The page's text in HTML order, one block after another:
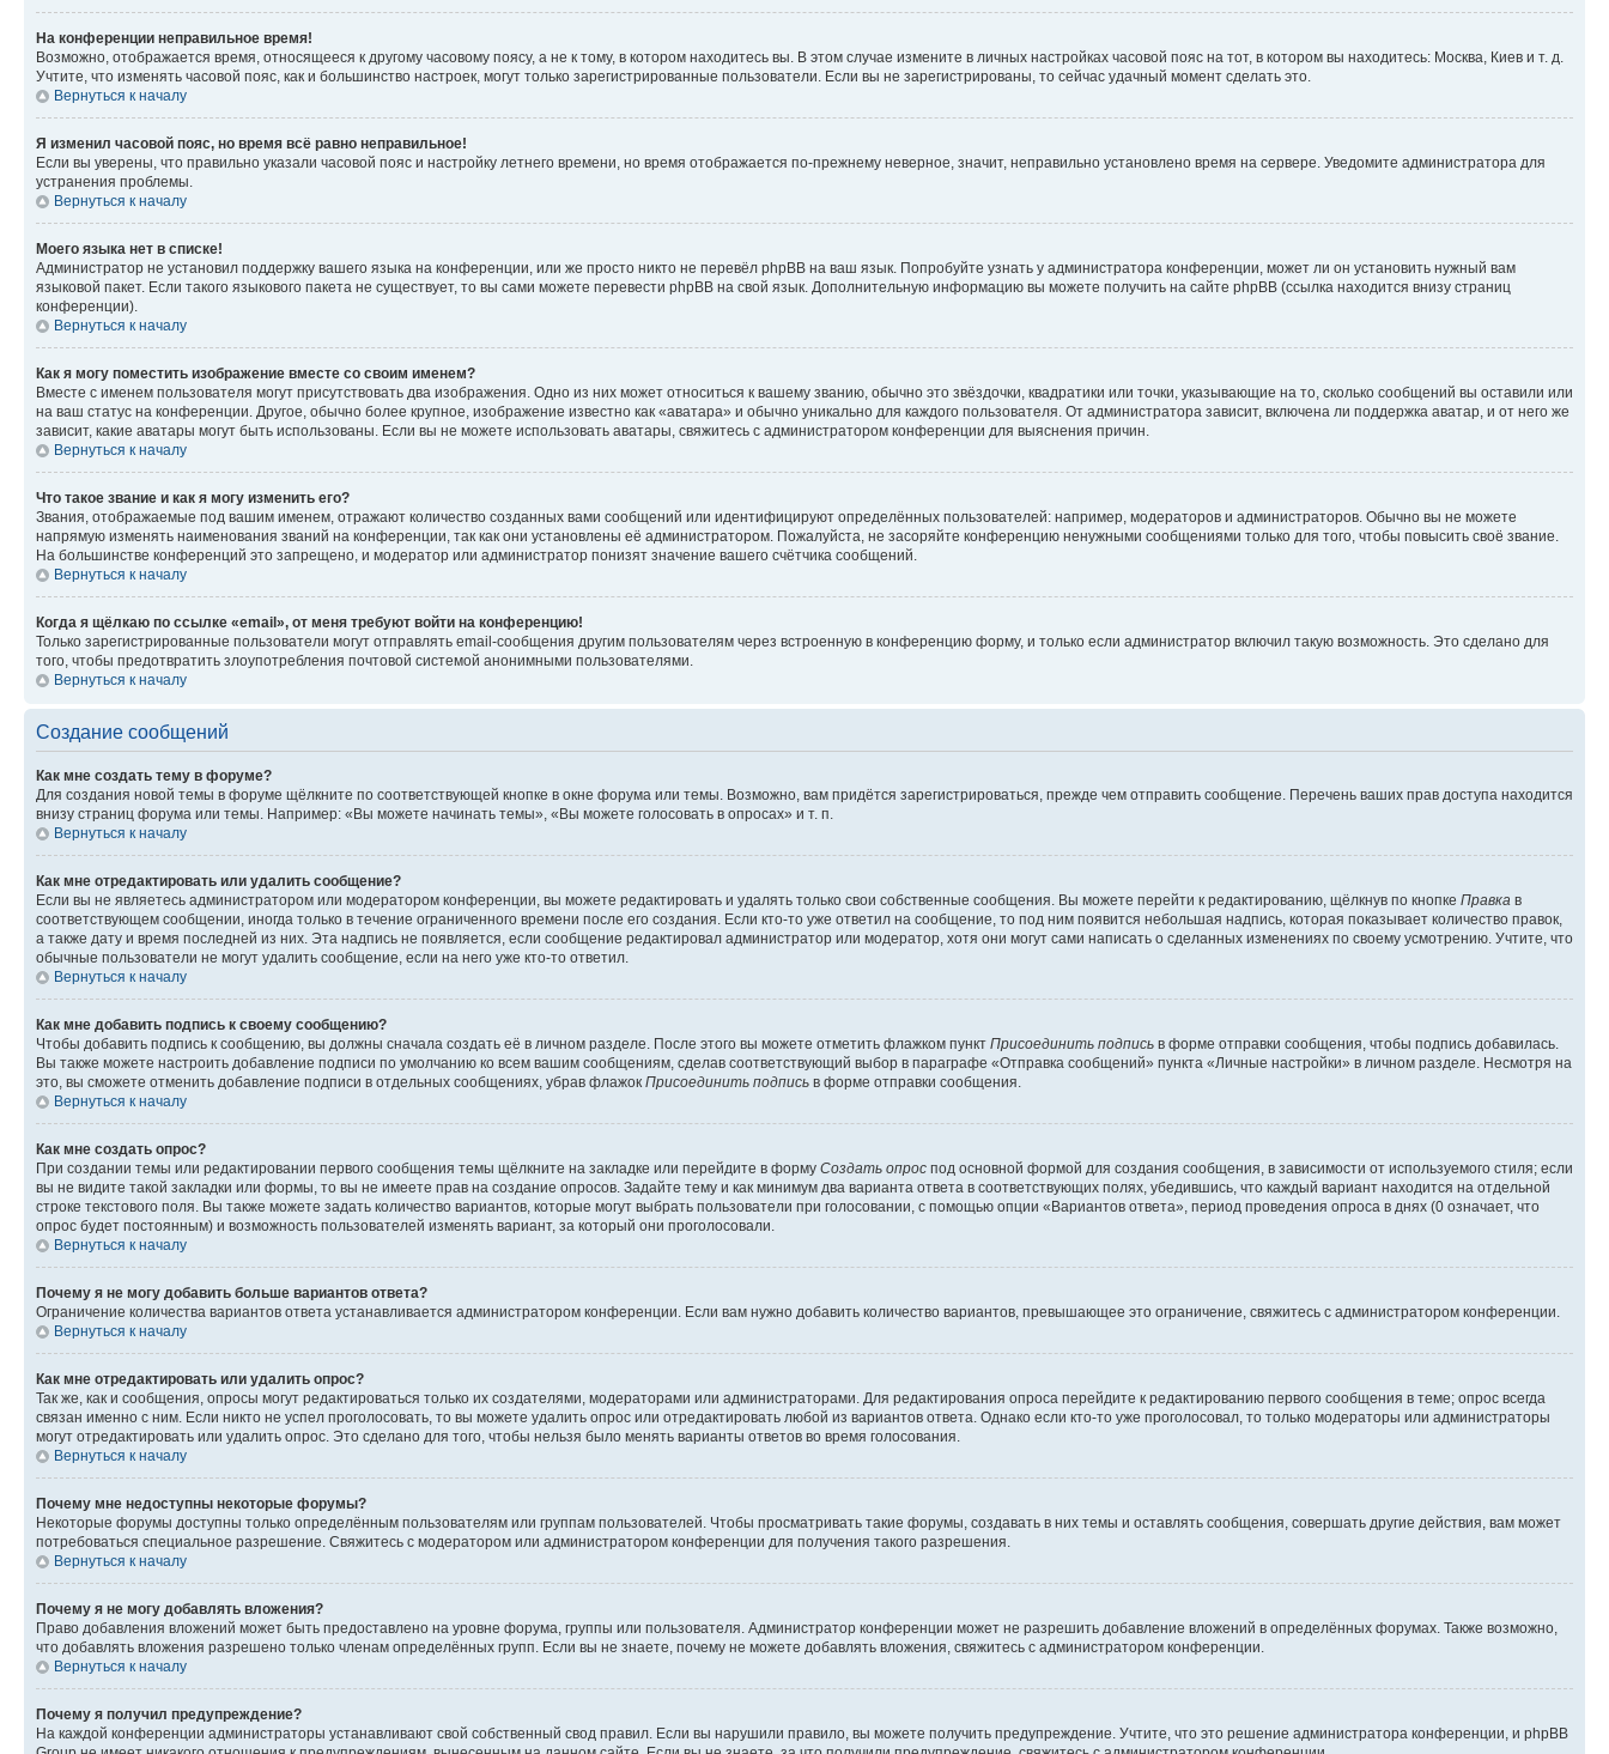
На конференции неправильное время!
Возможно, отображается время, относящееся к другому часовому поясу, а не к тому, в котором находитесь вы. В этом случае измените в личных настройках часовой пояс на тот, в котором вы находитесь: Москва, Киев и т. д.
Учтите, что изменять часовой пояс, как и большинство настроек, могут только зарегистрированные пользователи. Если вы не зарегистрированы, то сейчас удачный момент сделать это.
Вернуться к началу
Я изменил часовой пояс, но время всё равно неправильное!
Если вы уверены, что правильно указали часовой пояс и настройку летнего времени, но время отображается по-прежнему неверное, значит, неправильно установлено время на сервере. Уведомите администратора для
устранения проблемы.
Вернуться к началу
Моего языка нет в списке!
Администратор не установил поддержку вашего языка на конференции, или же просто никто не перевёл phpBB на ваш язык. Попробуйте узнать у администратора конференции, может ли он установить нужный вам
языковой пакет. Если такого языкового пакета не существует, то вы сами можете перевести phpBB на свой язык. Дополнительную информацию вы можете получить на сайте phpBB (ссылка находится внизу страниц
конференции).
Вернуться к началу
Как я могу поместить изображение вместе со своим именем?
Вместе с именем пользователя могут присутствовать два изображения. Одно из них может относиться к вашему званию, обычно это звёздочки, квадратики или точки, указывающие на то, сколько сообщений вы оставили или
на ваш статус на конференции. Другое, обычно более крупное, изображение известно как «аватара» и обычно уникально для каждого пользователя. От администратора зависит, включена ли поддержка аватар, и от него же
зависит, какие аватары могут быть использованы. Если вы не можете использовать аватары, свяжитесь с администратором конференции для выяснения причин.
Вернуться к началу
Что такое звание и как я могу изменить его?
Звания, отображаемые под вашим именем, отражают количество созданных вами сообщений или идентифицируют определённых пользователей: например, модераторов и администраторов. Обычно вы не можете
напрямую изменять наименования званий на конференции, так как они установлены её администратором. Пожалуйста, не засоряйте конференцию ненужными сообщениями только для того, чтобы повысить своё звание.
На большинстве конференций это запрещено, и модератор или администратор понизят значение вашего счётчика сообщений.
Вернуться к началу
Когда я щёлкаю по ссылке «email», от меня требуют войти на конференцию!
Только зарегистрированные пользователи могут отправлять email-сообщения другим пользователям через встроенную в конференцию форму, и только если администратор включил такую возможность. Это сделано для
того, чтобы предотвратить злоупотребления почтовой системой анонимными пользователями.
Вернуться к началу
Создание сообщений
Как мне создать тему в форуме?
Для создания новой темы в форуме щёлкните по соответствующей кнопке в окне форума или темы. Возможно, вам придётся зарегистрироваться, прежде чем отправить сообщение. Перечень ваших прав доступа находится
внизу страниц форума или темы. Например: «Вы можете начинать темы», «Вы можете голосовать в опросах» и т. п.
Вернуться к началу
Как мне отредактировать или удалить сообщение?
Если вы не являетесь администратором или модератором конференции, вы можете редактировать и удалять только свои собственные сообщения. Вы можете перейти к редактированию, щёлкнув по кнопке Правка в
соответствующем сообщении, иногда только в течение ограниченного времени после его создания. Если кто-то уже ответил на сообщение, то под ним появится небольшая надпись, которая показывает количество правок,
а также дату и время последней из них. Эта надпись не появляется, если сообщение редактировал администратор или модератор, хотя они могут сами написать о сделанных изменениях по своему усмотрению. Учтите, что
обычные пользователи не могут удалить сообщение, если на него уже кто-то ответил.
Вернуться к началу
Как мне добавить подпись к своему сообщению?
Чтобы добавить подпись к сообщению, вы должны сначала создать её в личном разделе. После этого вы можете отметить флажком пункт Присоединить подпись в форме отправки сообщения, чтобы подпись добавилась.
Вы также можете настроить добавление подписи по умолчанию ко всем вашим сообщениям, сделав соответствующий выбор в параграфе «Отправка сообщений» пункта «Личные настройки» в личном разделе. Несмотря на
это, вы сможете отменить добавление подписи в отдельных сообщениях, убрав флажок Присоединить подпись в форме отправки сообщения.
Вернуться к началу
Как мне создать опрос?
При создании темы или редактировании первого сообщения темы щёлкните на закладке или перейдите в форму Создать опрос под основной формой для создания сообщения, в зависимости от используемого стиля; если
вы не видите такой закладки или формы, то вы не имеете прав на создание опросов. Задайте тему и как минимум два варианта ответа в соответствующих полях, убедившись, что каждый вариант находится на отдельной
строке текстового поля. Вы также можете задать количество вариантов, которые могут выбрать пользователи при голосовании, с помощью опции «Вариантов ответа», период проведения опроса в днях (0 означает, что
опрос будет постоянным) и возможность пользователей изменять вариант, за который они проголосовали.
Вернуться к началу
Почему я не могу добавить больше вариантов ответа?
Ограничение количества вариантов ответа устанавливается администратором конференции. Если вам нужно добавить количество вариантов, превышающее это ограничение, свяжитесь с администратором конференции.
Вернуться к началу
Как мне отредактировать или удалить опрос?
Так же, как и сообщения, опросы могут редактироваться только их создателями, модераторами или администраторами. Для редактирования опроса перейдите к редактированию первого сообщения в теме; опрос всегда
связан именно с ним. Если никто не успел проголосовать, то вы можете удалить опрос или отредактировать любой из вариантов ответа. Однако если кто-то уже проголосовал, то только модераторы или администраторы
могут отредактировать или удалить опрос. Это сделано для того, чтобы нельзя было менять варианты ответов во время голосования.
Вернуться к началу
Почему мне недоступны некоторые форумы?
Некоторые форумы доступны только определённым пользователям или группам пользователей. Чтобы просматривать такие форумы, создавать в них темы и оставлять сообщения, совершать другие действия, вам может
потребоваться специальное разрешение. Свяжитесь с модератором или администратором конференции для получения такого разрешения.
Вернуться к началу
Почему я не могу добавлять вложения?
Право добавления вложений может быть предоставлено на уровне форума, группы или пользователя. Администратор конференции может не разрешить добавление вложений в определённых форумах. Также возможно,
что добавлять вложения разрешено только членам определённых групп. Если вы не знаете, почему не можете добавлять вложения, свяжитесь с администратором конференции.
Вернуться к началу
Почему я получил предупреждение?
На каждой конференции администраторы устанавливают свой собственный свод правил. Если вы нарушили правило, вы можете получить предупреждение. Учтите, что это решение администратора конференции, и phpBB